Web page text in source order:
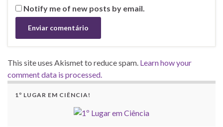
Notify me of new posts by email.
This site uses Akismet to reduce spam. Learn how your
comment data is processed.
1º LUGAR EM CIÊNCIA!